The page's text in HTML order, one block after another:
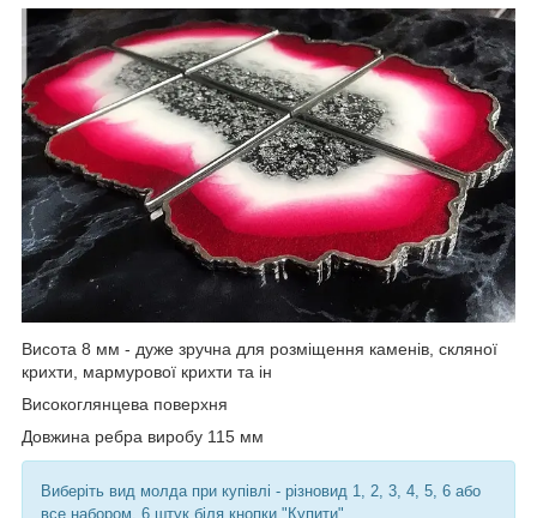
Висота 8 мм - дуже зручна для розміщення каменів, скляної
крихти, мармурової крихти та ін
Високоглянцева поверхня
Довжина ребра виробу 115 мм
Виберіть вид молда при купівлі - різновид 1, 2, 3, 4, 5, 6 або
все набором, 6 штук біля кнопки "Купити"